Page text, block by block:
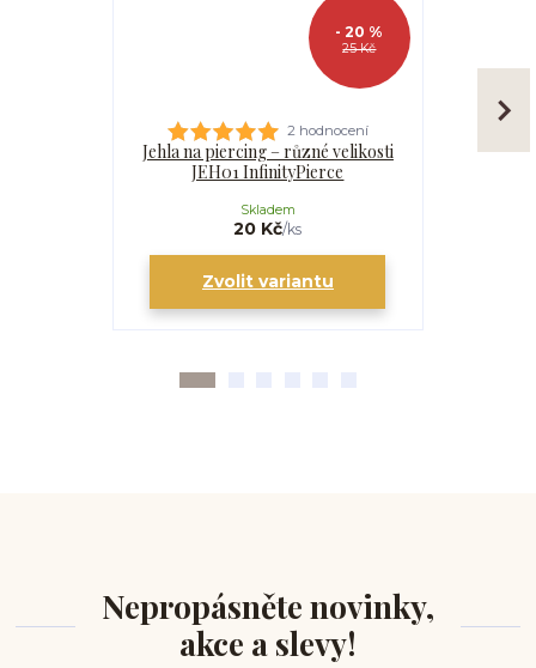
25 Kč
- 20 %
2 hodnocení
Jehla na piercing – různé velikosti
JEH01 InfinityPierce
20 Kč/ks
Skladem
Zvolit variantu
Nepropásněte novinky,
akce a slevy!